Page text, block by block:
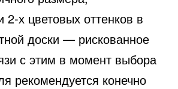
2-х цветовых оттенков в
доски — рискованное
с этим в момент выбора
рекомендуется конечно